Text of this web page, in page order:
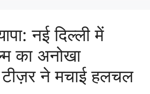
नई दिल्ली में
का अनोखा
टीज़र ने मचाई हलचल